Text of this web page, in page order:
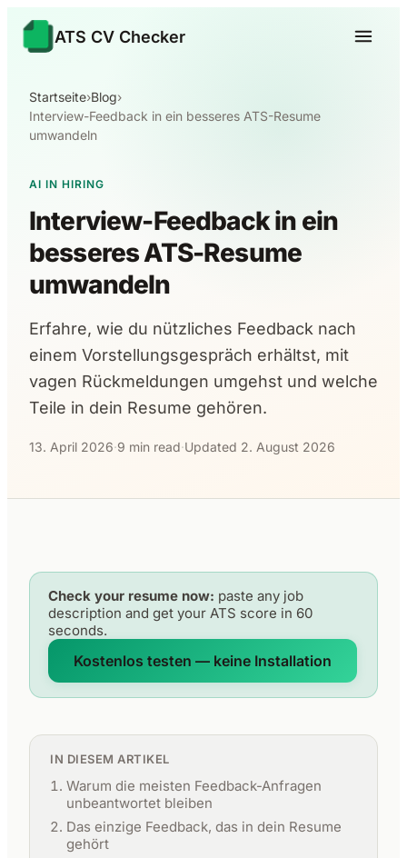
ATS CV Checker
Startseite›Blog›
Interview-Feedback in ein besseres ATS-Resume
umwandeln
AI IN HIRING
Interview-Feedback in ein
besseres ATS-Resume
umwandeln
Erfahre, wie du nützliches Feedback nach
einem Vorstellungsgespräch erhältst, mit
vagen Rückmeldungen umgehst und welche
Teile in dein Resume gehören.
13. April 2026·9 min read·Updated 2. August 2026
Check your resume now: paste any job
description and get your ATS score in 60
seconds.
Kostenlos testen — keine Installation
IN DIESEM ARTIKEL
Warum die meisten Feedback-Anfragen
unbeantwortet bleiben
Das einzige Feedback, das in dein Resume
gehört